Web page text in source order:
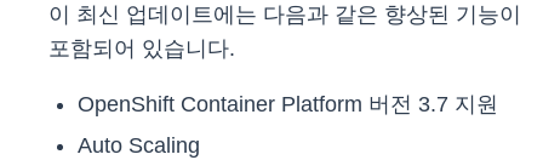
이 최신 업데이트에는 다음과 같은 향상된 기능이
포함되어 있습니다.
OpenShift Container Platform 버전 3.7 지원
Auto Scaling